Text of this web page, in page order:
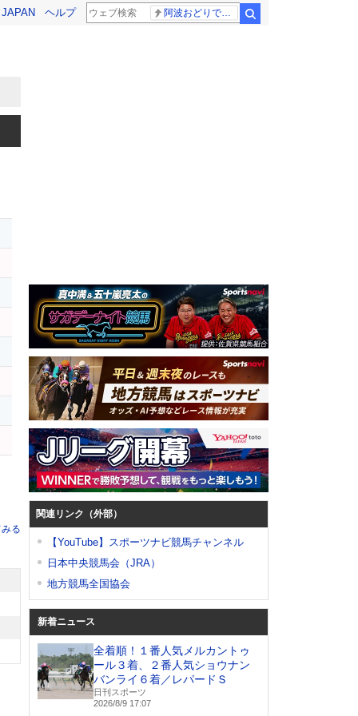
ヘルプ
る
関連リンク（外部）
【YouTube】スポーツナビ競馬チャンネル
日本中央競馬会（JRA）
地方競馬全国協会
新着ニュース
全着順！１番人気メルカントゥ
ール３着、２番人気ショウナン
バンライ６着／レパードＳ
日刊スポーツ
2026/8/9 17:07